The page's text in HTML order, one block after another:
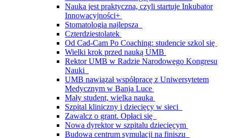
Nauka jest praktyczna, czyli startuje Inkubator
Innowacyjności+
Stomatologia najlepsza
Czterdziestolatek
Od Cad-Cam Po Coaching: studencie szkol się
Wielki krok przed nauką UMB
Rektor UMB w Radzie Narodowego Kongresu
Nauki
UMB nawiązał współpracę z Uniwersytetem
Medycznym w Banja Luce
Mały student, wielka nauka
Szpital kliniczny i dziecięcy w sieci
Zawalcz o grant. Opłaci się
Nowa dyrektor w szpitalu dziecięcym
Budowa centrum symulacji na finiszu